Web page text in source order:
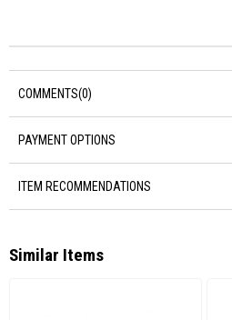
COMMENTS(0)
PAYMENT OPTIONS
ITEM RECOMMENDATIONS
Similar Items